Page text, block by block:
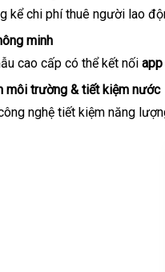
kể chi phí thuê người lao
minh
cao cấp có thể kết nối
môi trường & tiết kiệm nước
nghệ tiết kiệm năng